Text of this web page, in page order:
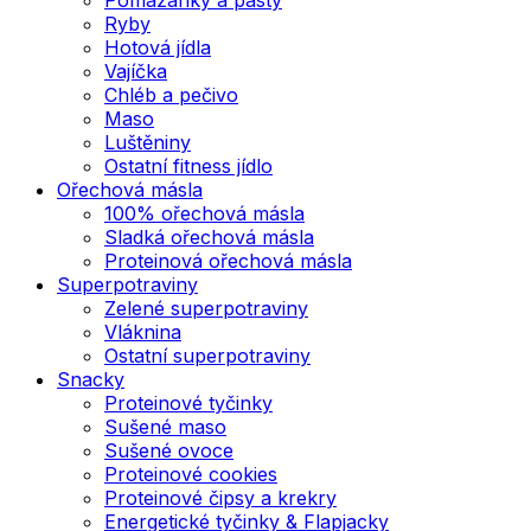
Ryby
Hotová jídla
Vajíčka
Chléb a pečivo
Maso
Luštěniny
Ostatní fitness jídlo
Ořechová másla
100% ořechová másla
Sladká ořechová másla
Proteinová ořechová másla
Superpotraviny
Zelené superpotraviny
Vláknina
Ostatní superpotraviny
Snacky
Proteinové tyčinky
Sušené maso
Sušené ovoce
Proteinové cookies
Proteinové čipsy a krekry
Energetické tyčinky & Flapjacky